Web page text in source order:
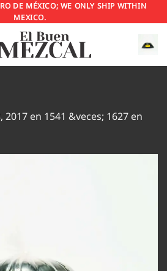
DE MÉXICO; WE ONLY SHIP WITHIN
MEXICO.
2017 en 1541 &veces; 1627 en